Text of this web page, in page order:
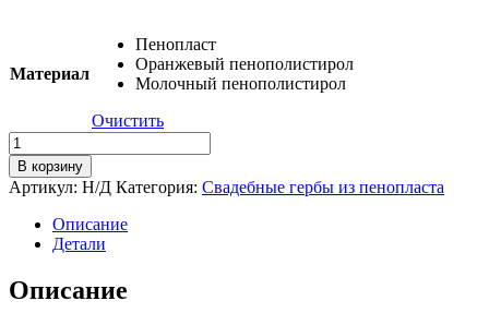
Материал
Пенопласт
Оранжевый пенополистирол
Молочный пенополистирол
Очистить
Количество
товара
Свадебный
герб
пенопласта
80х55см
В корзину
Артикул: Н/Д Категория: Свадебные гербы из пенопласта
Описание
Детали
Описание